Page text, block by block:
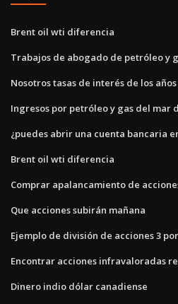
Brent oil wti diferencia
Trabajos de abogado de petróleo y
Nosotros tasas de interés de los
Ingresos por petróleo y gas del mar
¿puedes abrir una cuenta bancaria
Brent oil wti diferencia
Comprar apalancamiento de
Que acciones subirán mañana
Ejemplo de división de acciones 3
Encontrar acciones infravaloradas
Dinero indio dólar canadiense